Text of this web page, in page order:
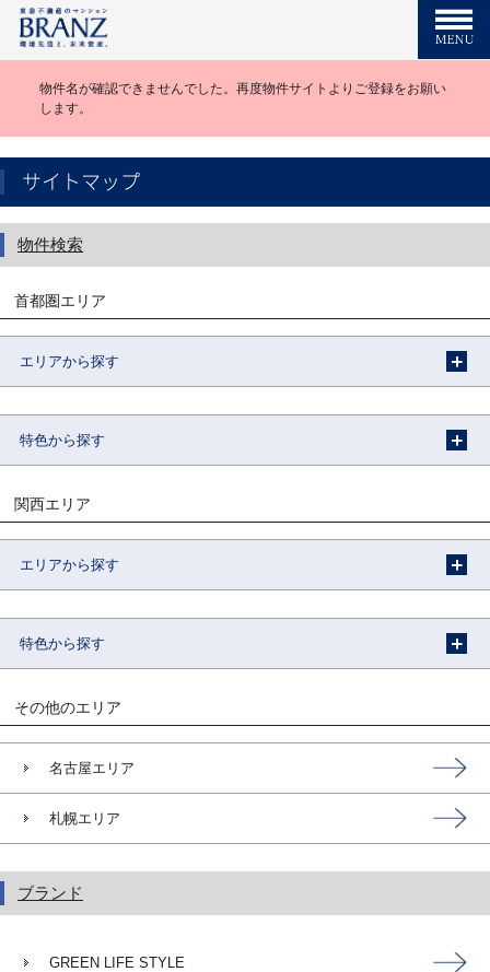
物件名が確認できませんでした。再度物件サイトよりご登録をお願い
します。
サイトマップ
物件検索
首都圏エリア
エリアから探す
特色から探す
関西エリア
エリアから探す
特色から探す
その他のエリア
名古屋エリア
札幌エリア
ブランド
GREEN LIFE STYLE